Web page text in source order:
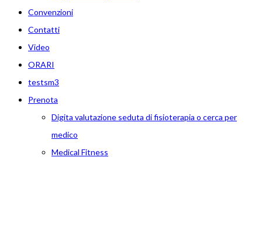
Convenzioni
Contatti
Video
ORARI
testsm3
Prenota
Digita valutazione seduta di fisioterapia o cerca per
medico
Medical Fitness